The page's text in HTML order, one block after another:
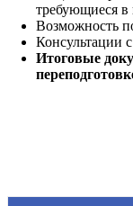
требующиеся в
Возможность
Консультации
Итоговые